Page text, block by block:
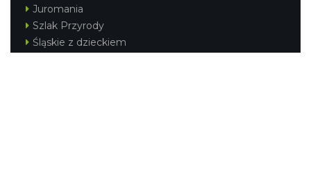
Juromania
Szlak Przyrody
Śląskie z dzieckiem